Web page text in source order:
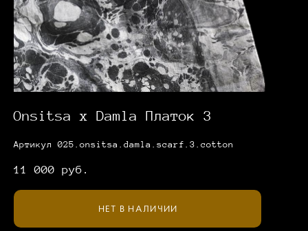
Onsitsa x Damla Платок 3
Артикул 025.onsitsa.damla.scarf.3.cotton
11 000 pуб.
НЕТ В НАЛИЧИИ